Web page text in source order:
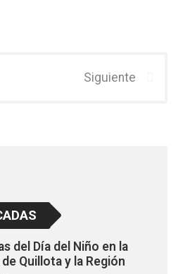
Siguiente
del Día del Niño en la
Quillota y la Región